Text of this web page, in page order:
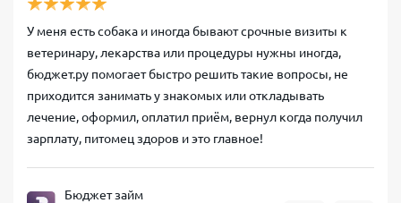
У меня есть собака и иногда бывают срочные визиты к
ветеринару, лекарства или процедуры нужны иногда,
бюджет.ру помогает быстро решить такие вопросы, не
приходится занимать у знакомых или откладывать
лечение, оформил, оплатил приём, вернул когда получил
зарплату, питомец здоров и это главное!
Бюджет займ